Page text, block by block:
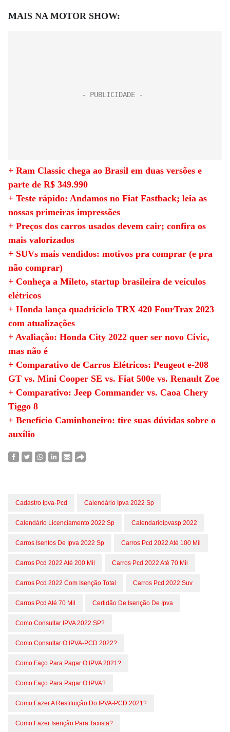
MAIS NA MOTOR SHOW:
+ Ram Classic chega ao Brasil em duas versões e
parte de R$ 349.990
+ Teste rápido: Andamos no Fiat Fastback; leia as
nossas primeiras impressões
+ Preços dos carros usados devem cair; confira os
mais valorizados
+ SUVs mais vendidos: motivos pra comprar (e pra
não comprar)
+ Conheça a Mileto, startup brasileira de veículos
elétricos
+ Honda lança quadriciclo TRX 420 FourTrax 2023
com atualizações
+ Avaliação: Honda City 2022 quer ser novo Civic,
mas não é
+ Comparativo de Carros Elétricos: Peugeot e-208
GT vs. Mini Cooper SE vs. Fiat 500e vs. Renault Zoe
+ Comparativo: Jeep Commander vs. Caoa Chery
Tiggo 8
+ Benefício Caminhoneiro: tire suas dúvidas sobre o
auxílio
Cadastro Ipva-Pcd Calendário Ipva 2022 Sp
Calendário Licenciamento 2022 Sp Calendarioipvasp 2022
Carros Isentos De Ipva 2022 Sp Carros Pcd 2022 Até 100 Mil
Carros Pcd 2022 Até 200 Mil Carros Pcd 2022 Até 70 Mil
Carros Pcd 2022 Com Isenção Total Carros Pcd 2022 Suv
Carros Pcd Até 70 Mil Certidão De Isenção De Ipva
Como Consultar IPVA 2022 SP?
Como Consultar O IPVA-PCD 2022?
Como Faço Para Pagar O IPVA 2021?
Como Faço Para Pagar O IPVA?
Como Fazer A Restituição Do IPVA-PCD 2021?
Como Fazer Isenção Para Taxista?